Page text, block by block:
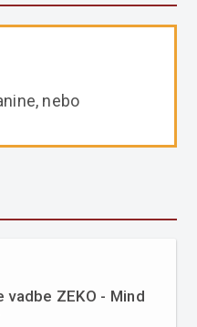
nebo
vadbe ZEKO - Mind